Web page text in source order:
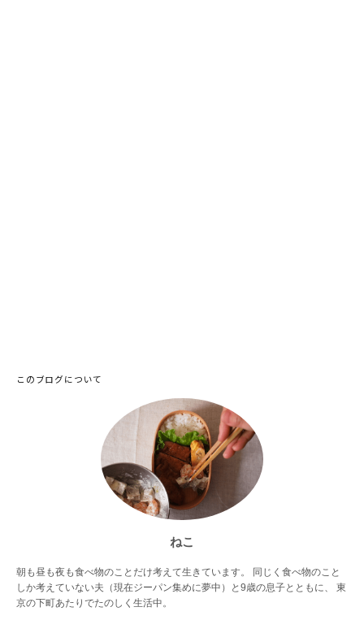
このブログについて
ねこ
朝も昼も夜も食べ物のことだけ考えて生きています。 同じく食べ物のこと
しか考えていない夫（現在ジーパン集めに夢中）と9歳の息子とともに、 東
京の下町あたりでたのしく生活中。